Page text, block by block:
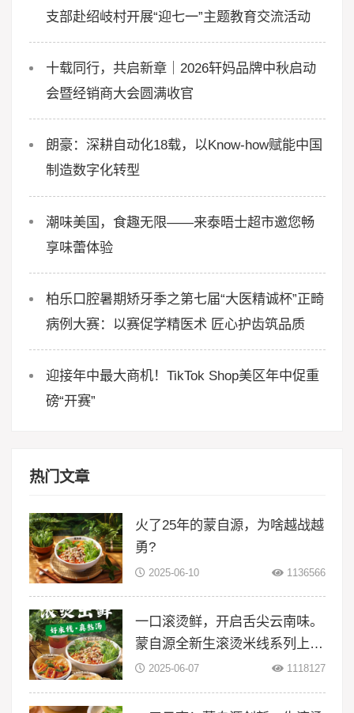
支部赴绍岐村开展“迎七一”主题教育交流活动
十载同行，共启新章｜2026轩妈品牌中秋启动
会暨经销商大会圆满收官
朗豪：深耕自动化18载，以Know-how赋能中国
制造数字化转型
潮味美国，食趣无限——来泰晤士超市邀您畅
享味蕾体验
柏乐口腔暑期矫牙季之第七届“大医精诚杯”正畸
病例大赛：以赛促学精医术 匠心护齿筑品质
迎接年中最大商机！TikTok Shop美区年中促重
磅“开赛”
热门文章
火了25年的蒙自源，为啥越战越
勇?
2025-06-10 1136566
一口滚烫鲜，开启舌尖云南味。
蒙自源全新生滚烫米线系列上
线！2025-06-07 1118127